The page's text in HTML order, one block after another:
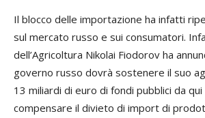
Il blocco delle importazione ha infatti
sul mercato russo e sui consumatori.
dell’Agricoltura Nikolai Fiodorov ha
governo russo dovrà sostenere il suo
13 miliardi di euro di fondi pubblici da
compensare il divieto di import di